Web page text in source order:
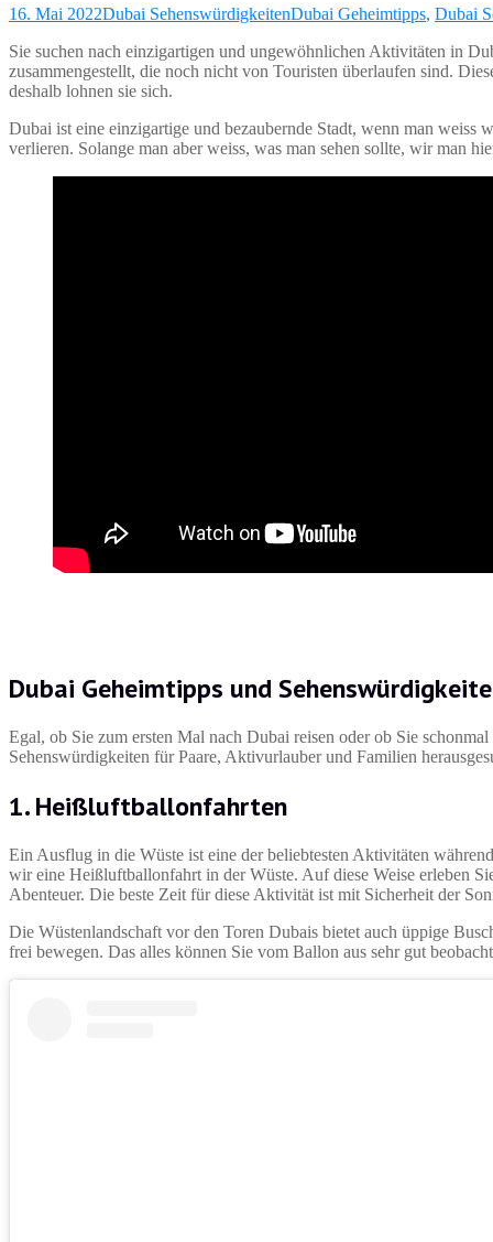
16. Mai 2022Dubai SehenswürdigkeitenDubai Geheimtipps, Dubai
Sie suchen nach einzigartigen und ungewöhnlichen Aktivitäten in
zusammengestellt, die noch nicht von Touristen überlaufen sind.
deshalb lohnen sie sich.
Dubai ist eine einzigartige und bezaubernde Stadt, wenn man
verlieren. Solange man aber weiss, was man sehen sollte, wir man
Dubai Geheimtipps und
Egal, ob Sie zum ersten Mal nach Dubai reisen oder ob Sie
Sehenswürdigkeiten für Paare, Aktivurlauber und Familien
1. Heißluftballonfahrten
Ein Ausflug in die Wüste ist eine der beliebtesten Aktivitäten
wir eine Heißluftballonfahrt in der Wüste. Auf diese Weise erleben
Abenteuer. Die beste Zeit für diese Aktivität ist mit Sicherheit der
Die Wüstenlandschaft vor den Toren Dubais bietet auch üppige
frei bewegen. Das alles können Sie vom Ballon aus sehr gut